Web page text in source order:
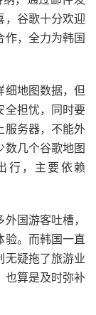
，谷歌十分欢迎
作，全力为韩国
细地图数据，但
全担忧，同时要
服务器，不能外
数几个谷歌地图
行，主要依赖
国游客吐槽，
验。而韩国一直
无疑拖了旅游业
也算是及时弥补